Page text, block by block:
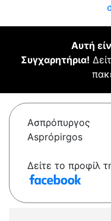
Αυτή
Συγχαρητήρια!
Ασπρόπυργος
Asprópirgos
Δείτε το προφίλ